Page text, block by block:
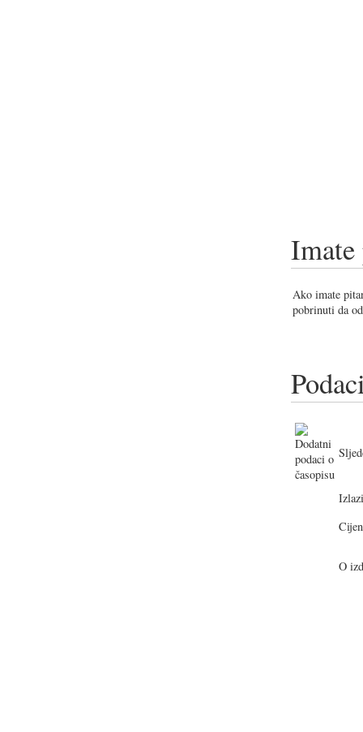
Imate
Ako imate
pobrinuti da
O